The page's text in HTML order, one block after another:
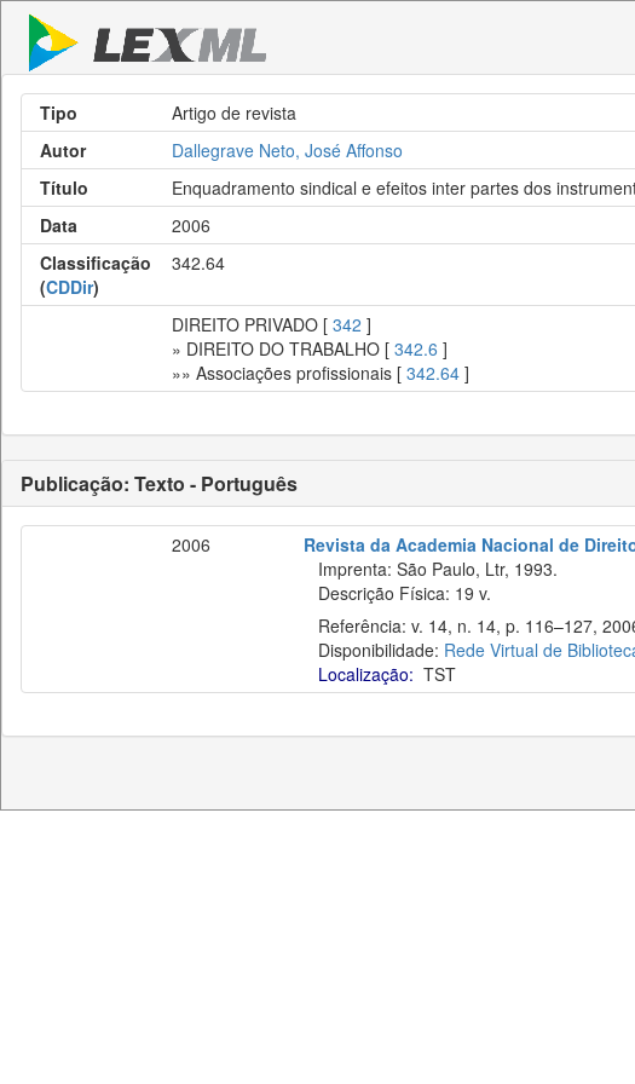
Tipo
Artigo de revista
Autor
Dallegrave Neto, José Affonso
Título
Enquadramento sindical e efeitos inter partes dos
Data
2006
Classificação
(CDDir)
342.64
DIREITO PRIVADO [ 342 ]
» DIREITO DO TRABALHO [ 342.6 ]
»» Associações profissionais [ 342.64 ]
Publicação: Texto - Português
2006
Revista da Academia Nacional de
Imprenta: São Paulo, Ltr, 1993.
Descrição Física: 19 v.
Referência: v. 14, n. 14, p. 116–127,
Disponibilidade: Rede Virtual de
Localização: TST